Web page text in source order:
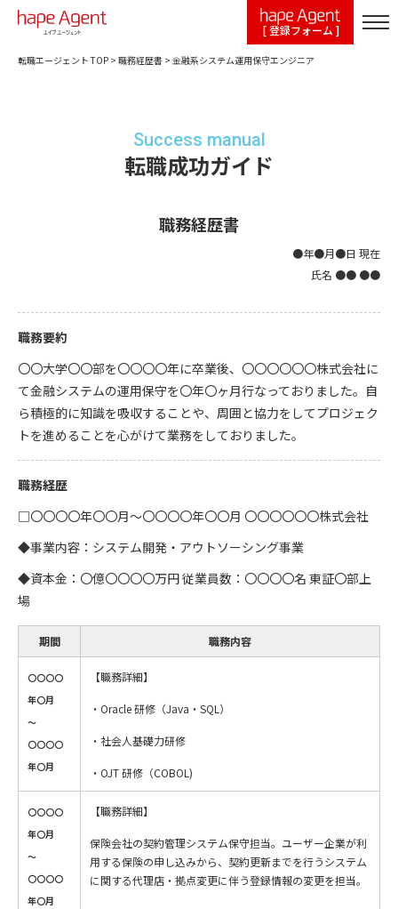
[ 登録フォーム ]
転職エージェント TOP > 職務経歴書 > 金融系システム運用保守エンジニア
Success manual
転職成功ガイド
職務経歴書
●年●月●日 現在
氏名 ●● ●●
職務要約
〇〇大学〇〇部を〇〇〇〇年に卒業後、〇〇〇〇〇〇株式会社に
て金融システムの運用保守を〇年〇ヶ月行なっておりました。自
ら積極的に知識を吸収することや、周囲と協力をしてプロジェク
トを進めることを心がけて業務をしておりました。
職務経歴
□〇〇〇〇年〇〇月～〇〇〇〇年〇〇月 〇〇〇〇〇〇株式会社
◆事業内容：システム開発・アウトソーシング事業
◆資本金：〇億〇〇〇〇万円 従業員数：〇〇〇〇名 東証〇部上
場
期間 職務内容
〇〇〇〇
年〇月
～
〇〇〇〇
年〇月
【職務詳細】
・Oracle 研修（Java・SQL）
・社会人基礎力研修
・OJT 研修（COBOL)
〇〇〇〇
年〇月
～
〇〇〇〇
年〇月
【職務詳細】
保険会社の契約管理システム保守担当。ユーザー企業が利
用する保険の申し込みから、契約更新までを行うシステム
に関する代理店・拠点変更に伴う登録情報の変更を担当。